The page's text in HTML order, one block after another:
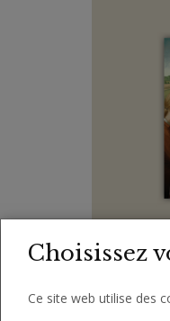
Choisissez
Ce site web utilise des